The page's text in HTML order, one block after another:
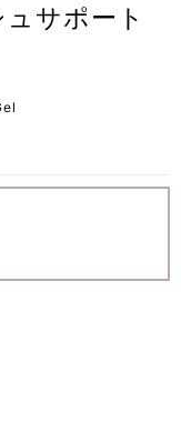
サポート